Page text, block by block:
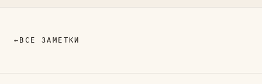
← ВСЕ ЗАМЕТКИ